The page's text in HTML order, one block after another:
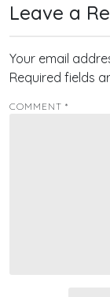
Leave a
Your email
Required fields
COMMENT *